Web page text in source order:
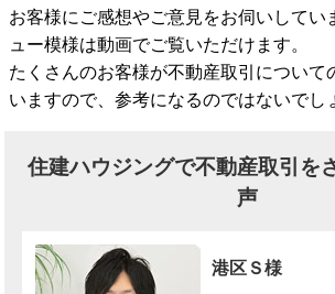
お客様にご感想やご意見をお伺いしてい
ュー模様は動画でご覧いただけます。
たくさんのお客様が不動産取引について
いますので、参考になるのではないでし
住建ハウジングで不動産取引を
声
港区Ｓ様